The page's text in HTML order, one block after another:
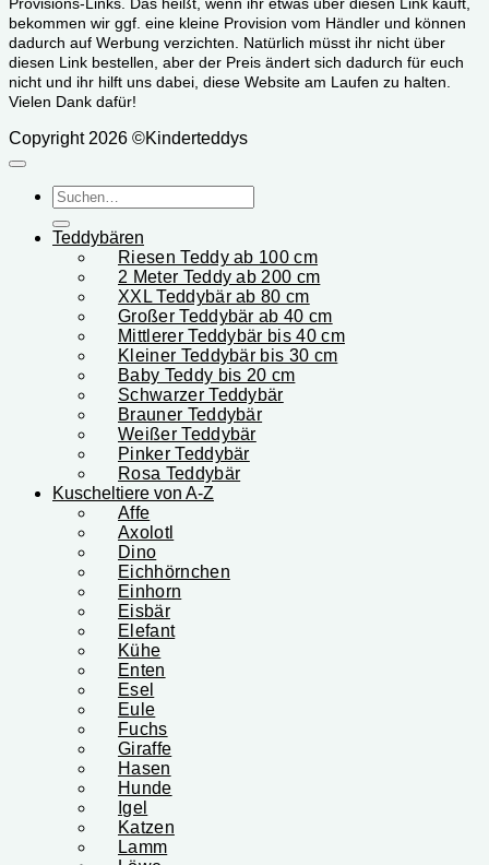
Provisions-Links. Das heißt, wenn ihr etwas über diesen Link kauft,
bekommen wir ggf. eine kleine Provision vom Händler und können
dadurch auf Werbung verzichten. Natürlich müsst ihr nicht über
diesen Link bestellen, aber der Preis ändert sich dadurch für euch
nicht und ihr hilft uns dabei, diese Website am Laufen zu halten.
Vielen Dank dafür!
Copyright 2026 ©Kinderteddys
Suchen
nach:
Teddybären
Riesen Teddy ab 100 cm
2 Meter Teddy ab 200 cm
XXL Teddybär ab 80 cm
Großer Teddybär ab 40 cm
Mittlerer Teddybär bis 40 cm
Kleiner Teddybär bis 30 cm
Baby Teddy bis 20 cm
Schwarzer Teddybär
Brauner Teddybär
Weißer Teddybär
Pinker Teddybär
Rosa Teddybär
Kuscheltiere von A-Z
Affe
Axolotl
Dino
Eichhörnchen
Einhorn
Eisbär
Elefant
Kühe
Enten
Esel
Eule
Fuchs
Giraffe
Hasen
Hunde
Igel
Katzen
Lamm